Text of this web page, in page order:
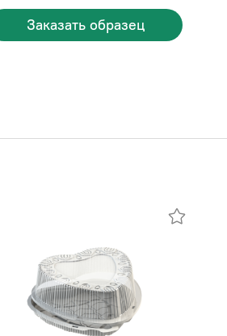
Заказать образец